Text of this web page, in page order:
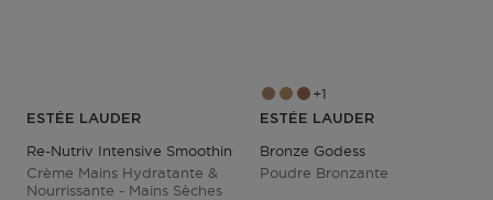
ESTÉE LAUDER
Re-Nutriv Intensive Smoothing
Crème Mains Hydratante &
Nourrissante - Mains Sèches
1
ESTÉE LAUDER
Bronze Godess
Poudre Bronzante